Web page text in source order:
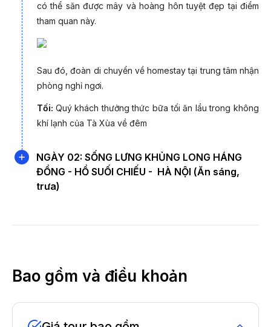
có thể săn được mây và hoàng hôn tuyệt đẹp tại điểm
tham quan này.
Sau đó, đoàn di chuyển về homestay tại trung tâm nhận
phòng nghỉ ngơi.
Tối: Quý khách thưởng thức bữa tối ăn lẩu trong không
khí lạnh của Tà Xùa về đêm
NGÀY 02: SỐNG LƯNG KHỦNG LONG HÁNG
ĐỒNG - HỒ SUỐI CHIẾU - HÀ NỘI (Ăn sáng,
trưa)
tại nhà hàng, xe và HDV sẽ đưa đoàn lênsống lưng
Tà Xùa hùng vĩ, được ví như “xương sống của khủng
long” với sống núi uốn lượn, hai bên là vực sâu hun hút.
Quý khách tự do tham quan, check in sống lưng khủng
long. Vào những ngày thời tiết đẹp, quý khách sẽ được
Bao gồm và điều khoản